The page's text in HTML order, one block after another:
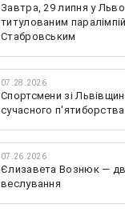
Завтра, 29 липня у
титулованим
Стабровським
07.28.2026
Спортсмени зі
сучасного
07.26.2026
Єлизавета Вознюк —
веслування